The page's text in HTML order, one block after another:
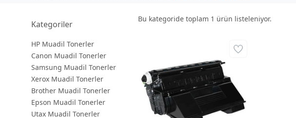
Kategoriler
HP Muadil Tonerler
Canon Muadil Tonerler
Samsung Muadil Tonerler
Xerox Muadil Tonerler
Brother Muadil Tonerler
Epson Muadil Tonerler
Utax Muadil Tonerler
Bu kategoride toplam 1 ürün listeleniyor.